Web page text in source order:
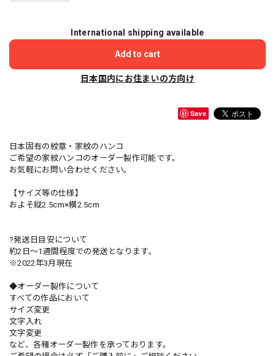
International shipping available
Add to cart
日本国内にお住まいの方向け
Save
日本固有の紋章・家紋のハンコ
ご希望の家紋ハンコのオーダー製作可能です。
お気軽にお問い合わせください。
【サイズ等の仕様】
およそ縦2.5cm×横2.5cm
?発送日目安について
約2日〜1週間程度での発送となります。
※2022年3月現在
◆オーダー製作について
すべての作品において
サイズ変更
文字入れ
文字変更
など、各種オーダー製作を承っております。